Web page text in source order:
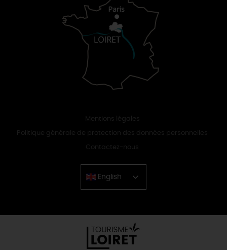
Mentions légales
Politique générale de protection des données personnelles
Contactez-nous
English
Chinese